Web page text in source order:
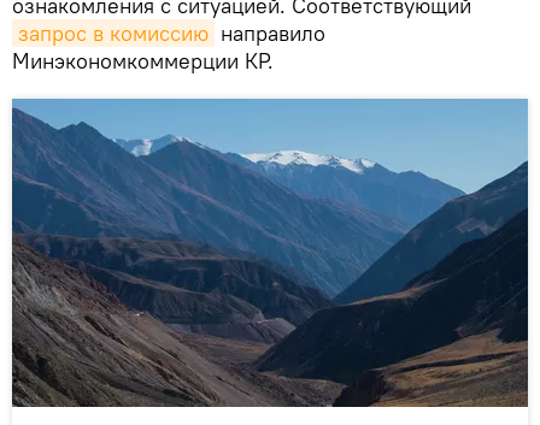
запрос в комиссию направило
Минэкономкоммерции КР.